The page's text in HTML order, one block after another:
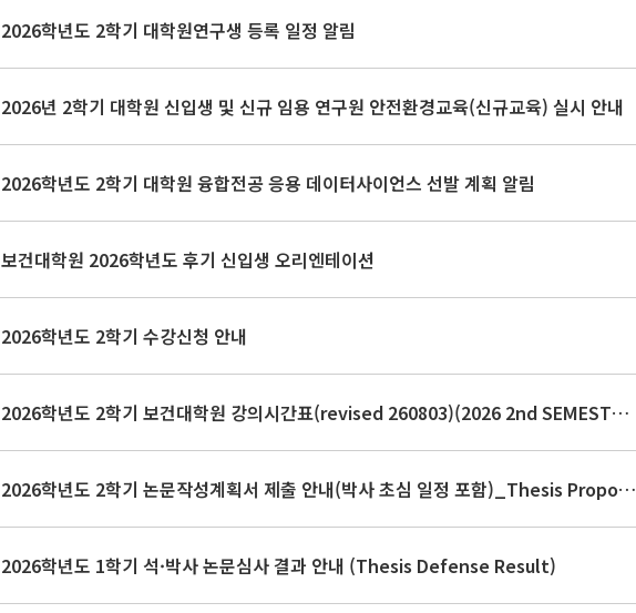
2026학년도 2학기 대학원연구생 등록 일정 알림
2026년 2학기 대학원 신입생 및 신규 임용 연구원 안전환경교육(신규교육) 실시 안내
2026학년도 2학기 대학원 융합전공 응용 데이터사이언스 선발 계획 알림
보건대학원 2026학년도 후기 신입생 오리엔테이션
2026학년도 2학기 수강신청 안내
2026학년도 2학기 보건대학원 강의시간표(revised 260803)(2026 2nd SEMESTER SNU GSPH TIMETABLE)
2026학년도 2학기 논문작성계획서 제출 안내(박사 초심 일정 포함)_Thesis Proposal
2026학년도 1학기 석·박사 논문심사 결과 안내 (Thesis Defense Result)